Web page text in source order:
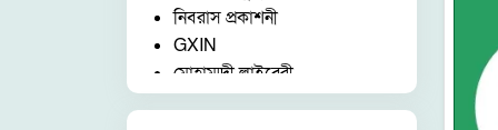
আদব আখলাক ও শিষ্টাচার
নারী কর্ণার
মুমিন ও মুনাফিক
ইসলামি শাসনব্যবস্থা
নিবরাস প্রকাশনী
GXIN
মোহাম্মদী লাইব্রেরী
নাদিয়াতুল কুরআন ফাউন্ডেশন